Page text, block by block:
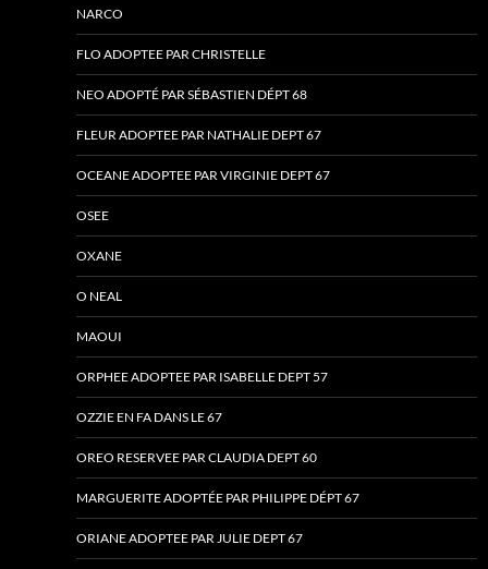
NARCO
FLO ADOPTEE PAR CHRISTELLE
NEO ADOPTÉ PAR SÉBASTIEN DÉPT 68
FLEUR ADOPTEE PAR NATHALIE DEPT 67
OCEANE ADOPTEE PAR VIRGINIE DEPT 67
OSEE
OXANE
O NEAL
MAOUI
ORPHEE ADOPTEE PAR ISABELLE DEPT 57
OZZIE EN FA DANS LE 67
OREO RESERVEE PAR CLAUDIA DEPT 60
MARGUERITE ADOPTÉE PAR PHILIPPE DÉPT 67
ORIANE ADOPTEE PAR JULIE DEPT 67